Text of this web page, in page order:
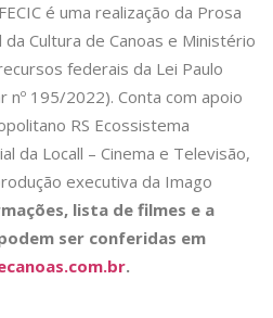
é uma realização da Prosa
da Cultura de Canoas e Ministério
federais da Lei Paulo
nº 195/2022). Conta com apoio
RS Ecossistema
da Locall – Cinema e Televisão,
executiva da Imago
lista de filmes e a
ser conferidas em
.